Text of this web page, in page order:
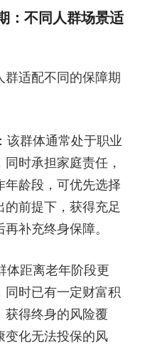
：不同人群场景适
群适配不同的保障期
该群体通常处于职业
时承担家庭责任，
年龄段，可优先选择
前提下，获得充足
补充终身保障。
体距离老年阶段更
同时已有一定财富积
获得终身的风险覆
变化无法投保的风